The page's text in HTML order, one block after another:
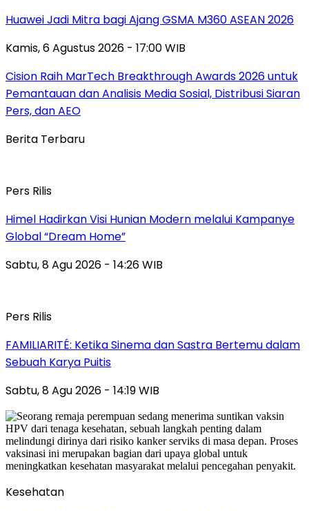
Huawei Jadi Mitra bagi Ajang GSMA M360 ASEAN 2026
Kamis, 6 Agustus 2026 - 17:00 WIB
Cision Raih MarTech Breakthrough Awards 2026 untuk
Pemantauan dan Analisis Media Sosial, Distribusi Siaran
Pers, dan AEO
Berita Terbaru
Pers Rilis
Himel Hadirkan Visi Hunian Modern melalui Kampanye
Global “Dream Home”
Sabtu, 8 Agu 2026 - 14:26 WIB
Pers Rilis
FAMILIARITÉ: Ketika Sinema dan Sastra Bertemu dalam
Sebuah Karya Puitis
Sabtu, 8 Agu 2026 - 14:19 WIB
Kesehatan